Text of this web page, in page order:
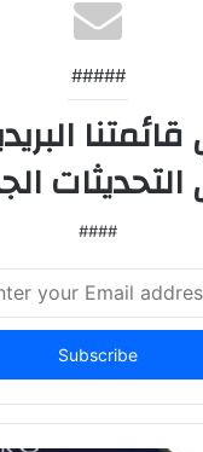
#####
####